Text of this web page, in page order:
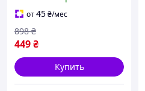
от45₴/мес
449₴
898 ₴
Купить